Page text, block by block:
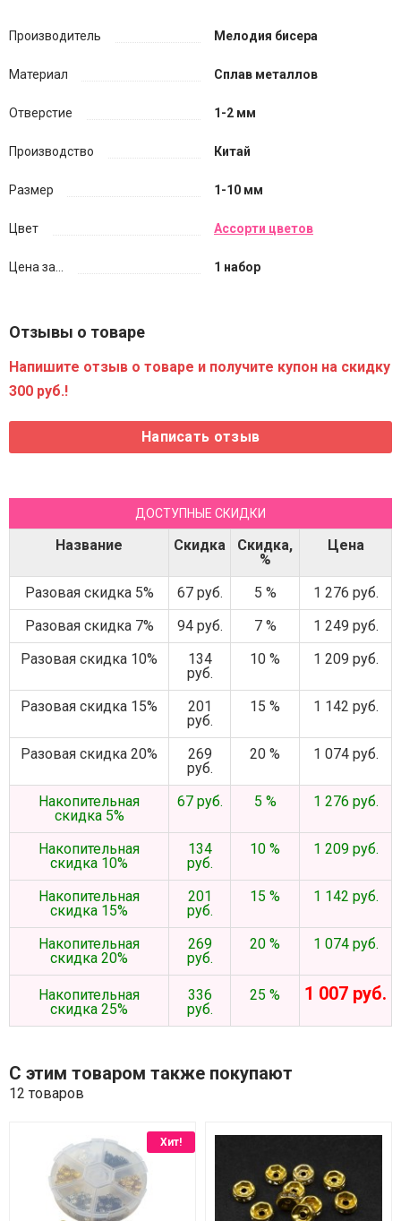
Производитель Мелодия бисера
Материал Сплав металлов
Отверстие 1-2 мм
Производство Китай
Размер 1-10 мм
Цвет Ассорти цветов
Цена за... 1 набор
Отзывы о товаре
Напишите отзыв о товаре и получите купон на скидку
300 руб.!
ДОСТУПНЫЕ СКИДКИ
Название Скидка
Скидка,
%
Цена
Разовая скидка 5% 67 руб. 5 %
1 276 руб.
Разовая скидка 7%
94 руб. 7 %
1 249 руб.
Разовая скидка 10%
134
руб.
10 % 1 209 руб.
Разовая скидка 15%
201
руб.
15 % 1 142 руб.
Разовая скидка 20%
269
руб.
20 % 1 074 руб.
Накопительная
скидка 5%
67 руб. 5 % 1 276 руб.
Накопительная
скидка 10%
134
руб.
10 % 1 209 руб.
Накопительная
скидка 15%
201
руб.
15 % 1 142 руб.
Накопительная
скидка 20%
269
руб.
20 % 1 074 руб.
Накопительная
скидка 25%
336
руб.
25 % 1 007 руб.
С этим товаром также покупают
12 товаров
Хит!